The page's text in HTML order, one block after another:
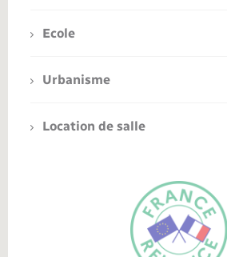
Ecole
Urbanisme
Location de salle